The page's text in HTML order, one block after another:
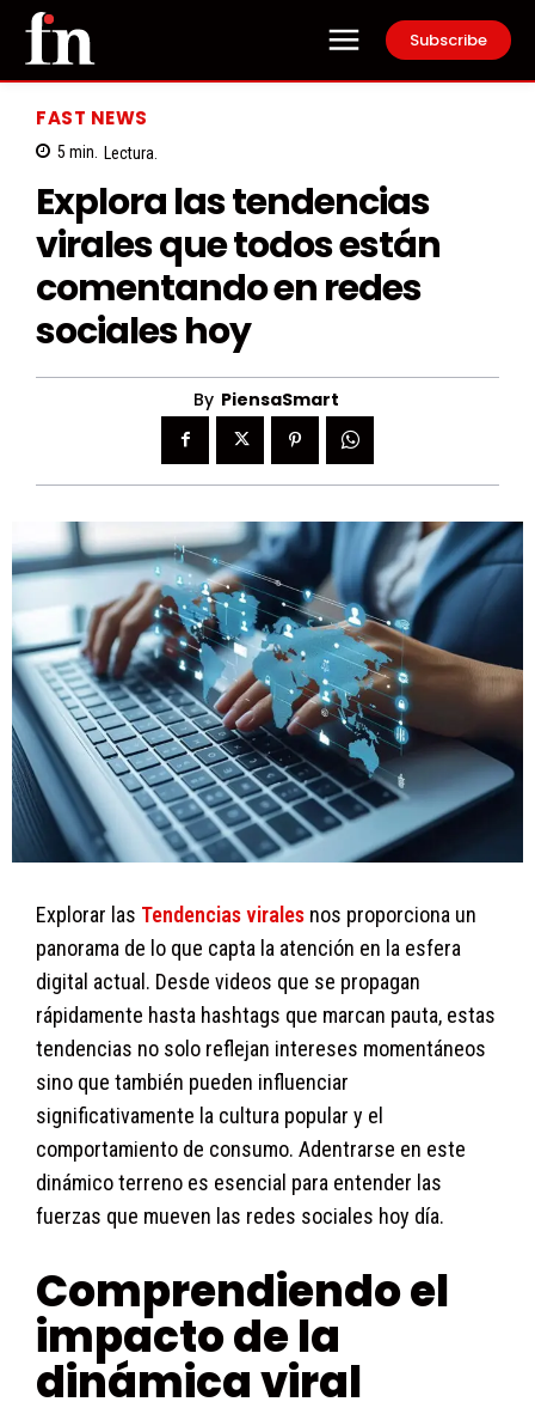
Subscribe
FAST NEWS
5 min. Lectura.
Explora las tendencias
virales que todos están
comentando en redes
sociales hoy
By PiensaSmart
Explorar las Tendencias virales nos proporciona un
panorama de lo que capta la atención en la esfera
digital actual. Desde videos que se propagan
rápidamente hasta hashtags que marcan pauta, estas
tendencias no solo reflejan intereses momentáneos
sino que también pueden influenciar
significativamente la cultura popular y el
comportamiento de consumo. Adentrarse en este
dinámico terreno es esencial para entender las
fuerzas que mueven las redes sociales hoy día.
Comprendiendo el
impacto de la
dinámica viral